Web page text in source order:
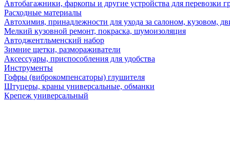
Автобагажники, фаркопы и другие устройства для перевозки
Расходные материалы
Автохимия, принадлежности для ухода за салоном, кузовом,
Мелкий кузовной ремонт, покраска, шумоизоляция
Автоджентльменский набор
Зимние щетки, размораживатели
Аксессуары, приспособления для удобства
Инструменты
Гофры (виброкомпенсаторы) глушителя
Штуцеры, краны универсальные, обманки
Крепеж универсальный